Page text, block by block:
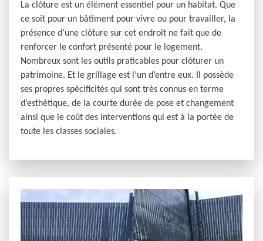
La clôture est un élément essentiel pour un habitat. Que
ce soit pour un bâtiment pour vivre ou pour travailler, la
présence d’une clôture sur cet endroit ne fait que de
renforcer le confort présenté pour le logement.
Nombreux sont les outils praticables pour clôturer un
patrimoine. Et le grillage est l’un d’entre eux. Il possède
ses propres spécificités qui sont très connus en terme
d’esthétique, de la courte durée de pose et changement
ainsi que le coût des interventions qui est à la portée de
toute les classes sociales.